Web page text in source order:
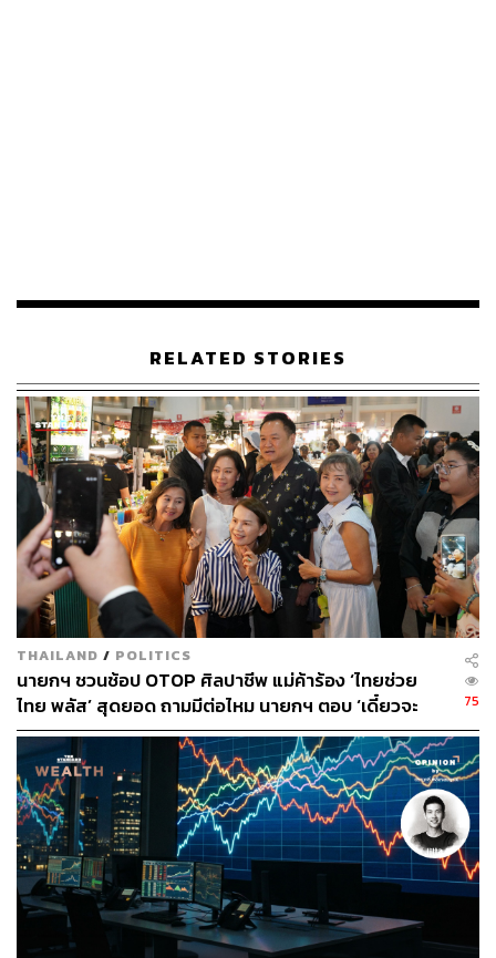
RELATED STORIES
THAILAND / POLITICS
นายกฯ ชวนช้อป OTOP ศิลปาชีพ แม่ค้าร้อง ‘ไทยช่วย
ไทย พลัส’ สุดยอด ถามมีต่อไหม นายกฯ ตอบ ‘เดี๋ยวจะ
พยายาม’
75